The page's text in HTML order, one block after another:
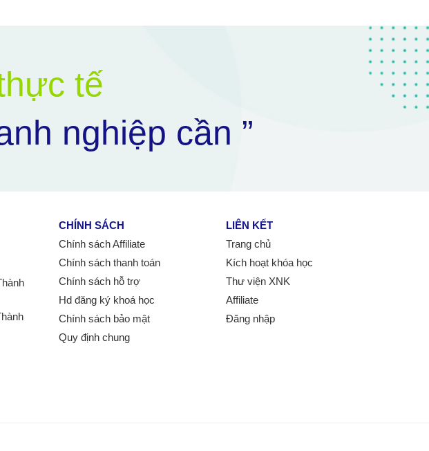
tế
nghiệp cần ”
CHÍNH SÁCH
Chính sách Affiliate
Chính sách thanh toán
Chính sách hỗ trợ
Hd đăng ký khoá học
Chính sách bảo mật
Quy định chung
LIÊN KẾT
Trang chủ
Kích hoạt khóa học
Thư viện XNK
Affiliate
Đăng nhập